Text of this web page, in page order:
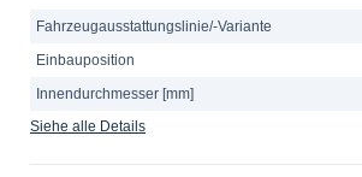
Fahrzeugausstattungslinie/-Variante
Einbauposition
Innendurchmesser [mm]
Siehe alle Details